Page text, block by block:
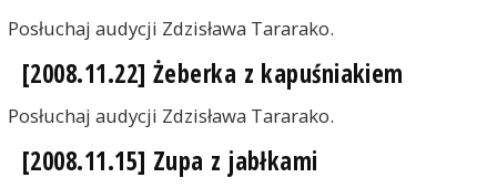
Posłuchaj audycji Zdzisława Tararako.
[2008.11.22] Żeberka z kapuśniakiem
Posłuchaj audycji Zdzisława Tararako.
[2008.11.15] Zupa z jabłkami